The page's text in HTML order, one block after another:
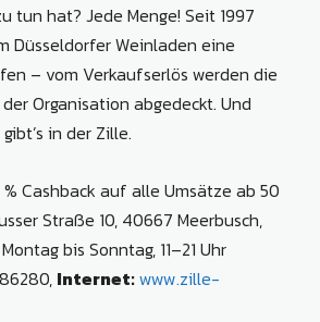
tun hat? Jede Menge! Seit 1997
Düsseldorfer Weinladen eine
– vom Verkaufserlös werden die
Organisation abgedeckt. Und
in der Zille.
% Cashback auf alle Umsätze ab 50
Straße 10, 40667 Meerbusch,
Montag bis Sonntag, 11–21 Uhr
Internet:www.zille-